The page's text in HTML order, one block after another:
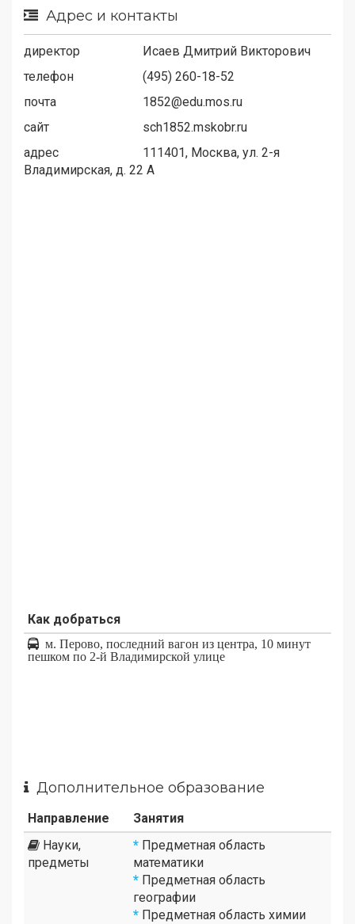
Адрес и контакты
директор
Исаев Дмитрий Викторович
телефон
(495) 260-18-52
почта
1852@edu.mos.ru
сайт
sch1852.mskobr.ru
адрес
111401, Москва, ул. 2-я
Владимирская, д. 22 А
Как добраться
м. Перово, последний вагон из центра, 10 минут
пешком по 2-й Владимирской улице
Дополнительное образование
Направление
Занятия
Науки,
предметы
* Предметная область
математики
* Предметная область
географии
* Предметная область химии